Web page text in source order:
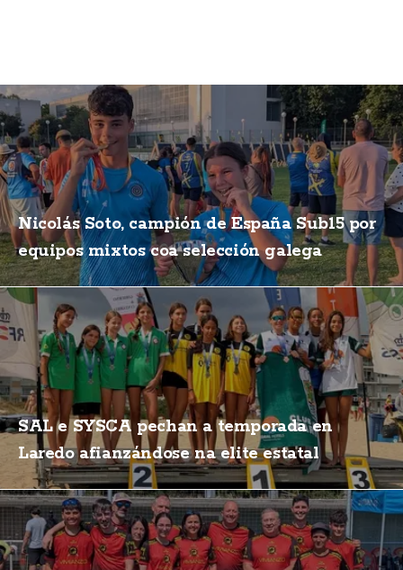
Nicolás Soto, campión de España Sub15 por
equipos mixtos coa selección galega
SAL e SYSCA pechan a temporada en
Laredo afianzándose na elite estatal